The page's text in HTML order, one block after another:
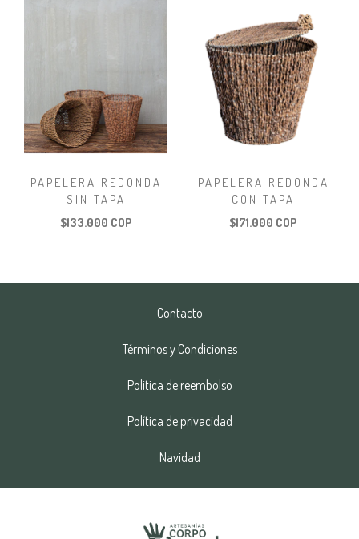
PAPELERA REDONDA
SIN TAPA
$133.000 COP
PAPELERA REDONDA
CON TAPA
$171.000 COP
Contacto
Términos y Condiciones
Politica de reembolso
Política de privacidad
Navidad